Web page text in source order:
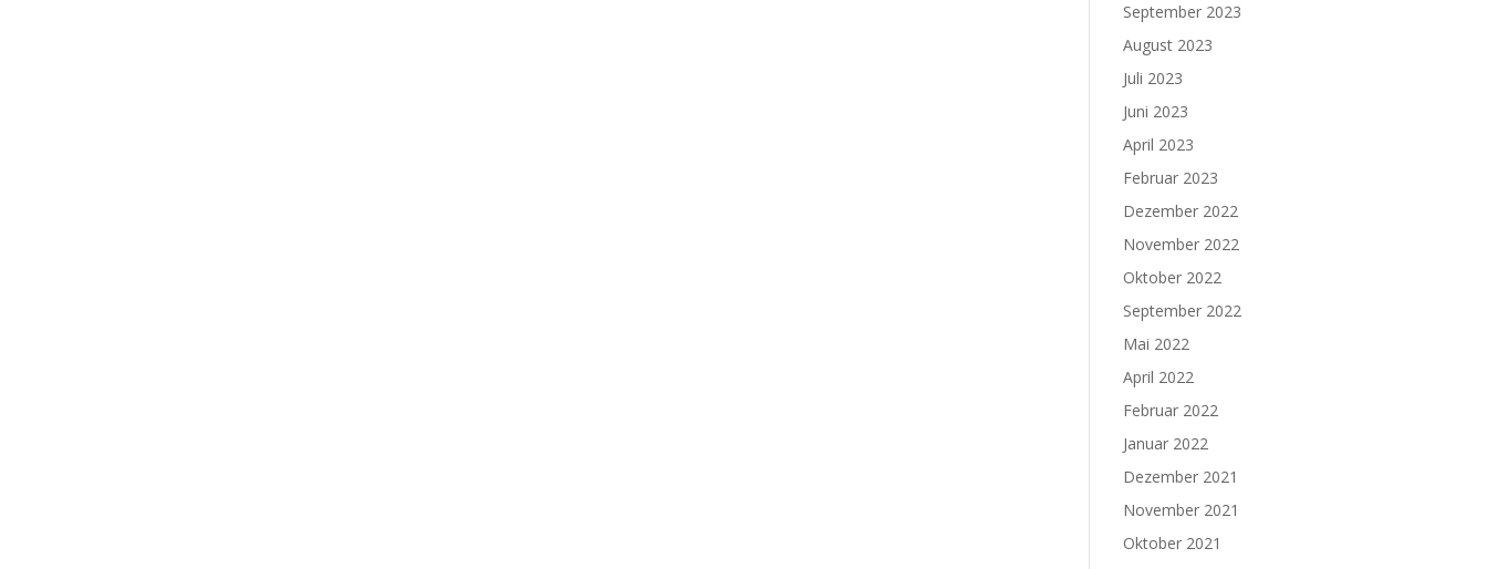
September 2023
August 2023
Juli 2023
Juni 2023
April 2023
Februar 2023
Dezember 2022
November 2022
Oktober 2022
September 2022
Mai 2022
April 2022
Februar 2022
Januar 2022
Dezember 2021
November 2021
Oktober 2021